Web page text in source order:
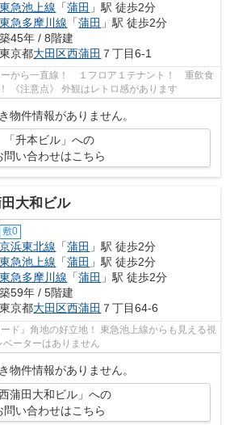
東急池上線 「蒲田 」駅 徒歩2分
東急多摩川線 「蒲田 」駅 徒歩2分
築45年 / 8階建
東京都大田区西蒲田 ７丁目6-1
ーから一直線！ １フロア１テナント！ 重飲食
含め業種も幅広く対応可能！ 《注意点》 外観はレトロ感があります
物件情報がありません。
「升本ビル」への
問い合わせはこちら
大和ビル
敷0
京浜東北線 「蒲田 」駅 徒歩2分
東急池上線 「蒲田 」駅 徒歩2分
東急多摩川線 「蒲田 」駅 徒歩2分
築59年 / 5階建
東京都大田区西蒲田 ７丁目64-6
ード』角地の好立地！ 東急池上線からも見える視
》 エレベーターはありません
物件情報がありません。
西蒲田大和ビル」への
問い合わせはこちら